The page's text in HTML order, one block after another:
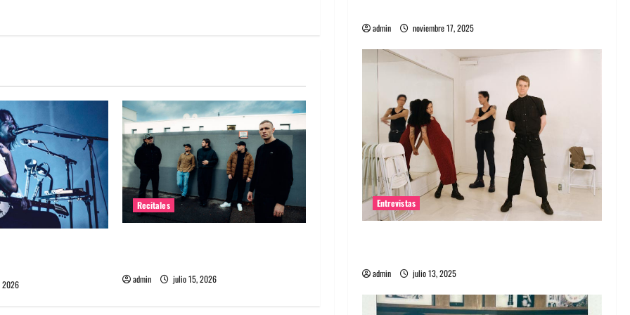
2026
Recitales
admin julio 15, 2026
admin noviembre 17, 2025
Entrevistas
admin julio 13, 2025